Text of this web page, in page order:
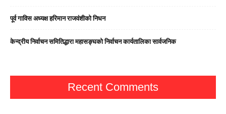
पूर्व गाविस अध्यक्ष हरिमान राजवंशीको निधन
केन्द्रीय निर्वाचन समितिद्धारा महासङ्घको निर्वाचन कार्यतालिका सार्वजनिक
Recent Comments